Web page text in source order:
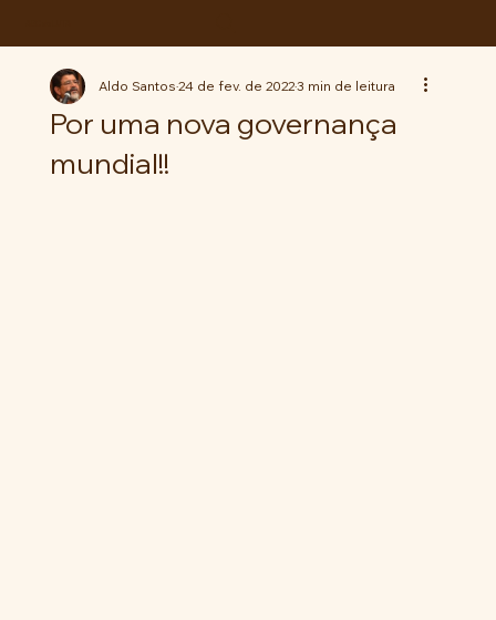
Por uma nova governança
mundial!!
Aldo Santos24 de fev. de 20223 min de leitura